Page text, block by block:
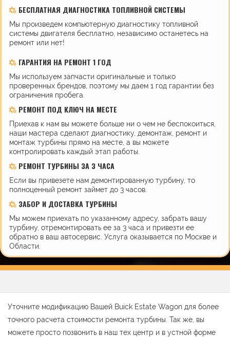
БЕСПЛАТНАЯ ДИАГНОСТИКА ТОПЛИВНОЙ СИСТЕМЫ
Мы произведем компьютерную диагностику топливной
системы двигателя бесплатно, независимо останетесь на
ремонт или нет!
ГАРАНТИЯ НА РЕМОНТ 1 ГОД
Мы используем запчасти оригинальные и только
проверенных брендов, поэтому мы даем 1 год гарантии без
ограничения пробега.
РЕМОНТ ПОД КЛЮЧ НА МЕСТЕ
Приехав к нам вы можете больше ни о чем не беспокоиться,
наши мастера сделают диагностику, демонтаж, ремонт и
монтаж турбины прямо на месте, а вы можете
контролировать каждый этап работы.
РЕМОНТ ТУРБИНЫ ЗА 3 ЧАСА
Если вы привезете нам демонтированную турбину, то
полноценный ремонт займет до 3 часов.
ЗАБОР И ДОСТАВКА ТУРБИНЫ
Мы можем приехать по указанному адресу, забрать вашу
турбину, отремонтировать ее за 3 часа и привезти ее
обратно в ваш автосервис. Услуга оказывается по Москве и
Области.
Уточните модификацию Вашей Buick Estate Wagon для более
точного расчета стоимости ремонта турбины. Так же, вы
можете просто позвонить в наш тех центр и в устной форме